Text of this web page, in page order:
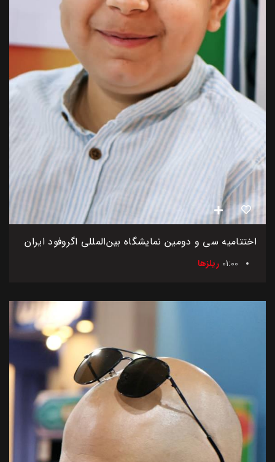
اختتامیه سی و دومین نمایشگاه بین‌المللی اگروفود ایران
01:00 ریلزها